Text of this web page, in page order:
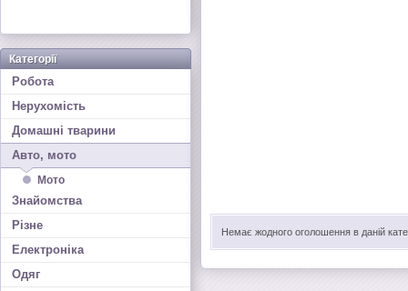
Категорії
Робота
Нерухомість
Домашні тварини
Авто, мото
Мото
Знайомства
Різне
Електроніка
Одяг
Немає жодного оголошення в даній